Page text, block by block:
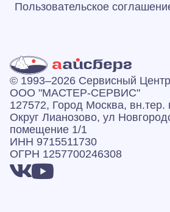
Пользовательское
© 1993–2026 Сервисный
ООО "МАСТЕР-СЕРВИС"
127572, Город Москва, вн.тер.
Округ Лианозово, ул
помещение 1/1
ИНН 9715511730
ОГРН 1257700246308